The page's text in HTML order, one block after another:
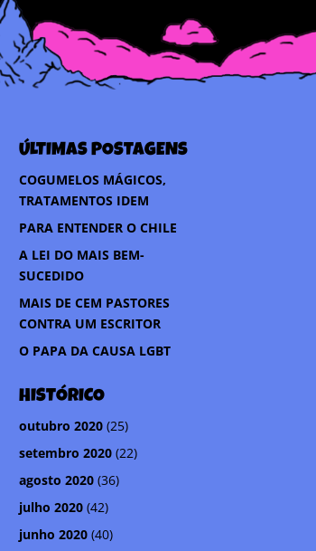
ÚLTIMAS POSTAGENS
COGUMELOS MÁGICOS,
TRATAMENTOS IDEM
PARA ENTENDER O CHILE
A LEI DO MAIS BEM-
SUCEDIDO
MAIS DE CEM PASTORES
CONTRA UM ESCRITOR
O PAPA DA CAUSA LGBT
HISTÓRICO
outubro 2020 (25)
setembro 2020 (22)
agosto 2020 (36)
julho 2020 (42)
junho 2020 (40)